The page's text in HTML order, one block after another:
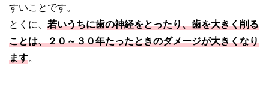
すいことです。
とくに、 若いうちに歯の神経をとったり、歯を大きく削る
ことは、２０～３０年たったときのダメージが大きくなり
ます。